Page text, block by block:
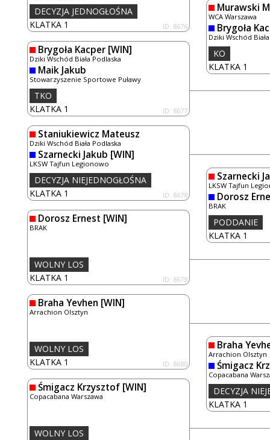
KLATKA 1 ID: 8676
DECYZJA JEDNOGŁOŚNA
Brygoła Kacper [WIN]
Dziki Wschód Biała Podlaska
Maik Jakub
Stowarzyszenie Sportowe Puławy
KLATKA 1 ID: 8677
TKO
Staniukiewicz Mateusz
Dziki Wschód Biała Podlaska
Szarnecki Jakub [WIN]
LKSW Tajfun Legionowo
KLATKA 1 ID: 8678
DECYZJA NIEJEDNOGŁOŚNA
Dorosz Ernest [WIN]
BRAK
KLATKA 1 ID: 8679
WOLNY LOS
Braha Yevhen [WIN]
Arrachion Olsztyn
KLATKA 1 ID: 8680
WOLNY LOS
Śmigacz Krzysztof [WIN]
Copacabana Warszawa
WOLNY LOS
Murawski
WCA Warszawa
Brygoła
Dziki Wschód
KLATKA 1
KO
Szarnecki
LKSW Tajfun
Dorosz
BRAK
KLATKA 1
PODDANIE
Braha
Arrachion Olsztyn
Śmigacz
Copacabana
KLATKA 1
DECYZJA